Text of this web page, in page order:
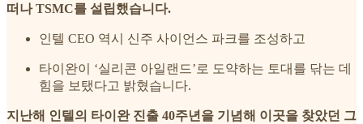
떠나 TSMC를 설립했습니다.
인텔 CEO 역시 신주 사이언스 파크를 조성하고
타이완이 ‘실리콘 아일랜드’로 도약하는 토대를 닦는 데
힘을 보탰다고 밝혔습니다.
지난해 인텔의 타이완 진출 40주년을 기념해 이곳을 찾았던 그